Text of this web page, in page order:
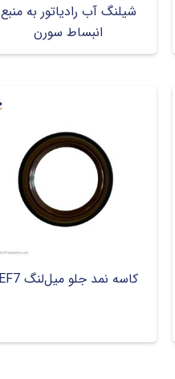
شیلنگ آب رادیاتور به منبع
انبساط سورن
کاسه نمد جلو میل‌لنگ EF7